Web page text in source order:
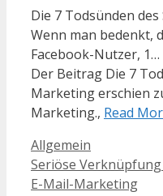
Die 7 Todsünden
Wenn man bedenkt,
Facebook-Nutzer, 1…
Der Beitrag Die 7
Marketing erschien
Marketing., Read
Kategorien
Allgemein
Seriöse
E-Mail-Marketing